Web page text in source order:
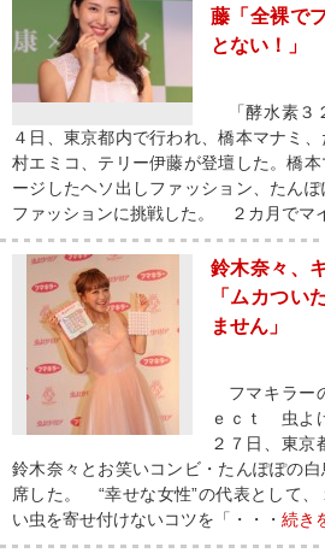
藤「全裸で
とない！」
「酵水素３
４日、東京都内で行われ、橋本マナミ
村エミコ、テリー伊藤が登壇した。橋
ージしたヘソ出しファッション、たん
ファッションに挑戦した。 ２カ月でマ
鈴木奈々、
「ムカつい
ません」
フマキラー
ｅｃｔ 虫よ
２７日、東京
鈴木奈々とお笑いコンビ・たんぽぽの
席した。 “幸せな女性”の代表として
い虫を寄せ付けないコツを「・・・ 続き